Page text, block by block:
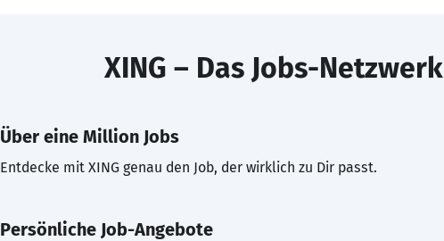
XING – Das Jobs-Netzwerk
Über eine Million Jobs
Entdecke mit XING genau den Job, der wirklich zu Dir passt.
Persönliche Job-Angebote